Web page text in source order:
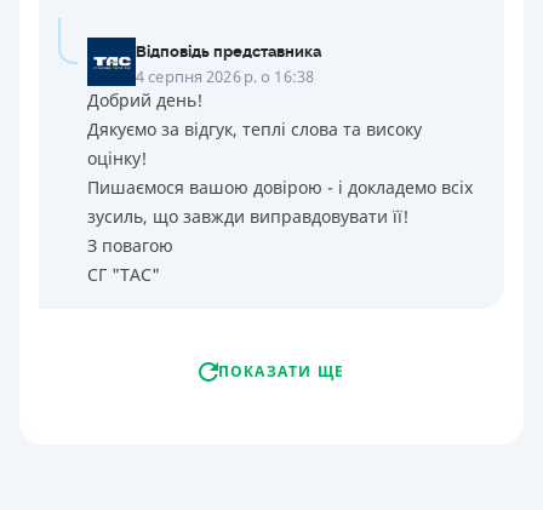
Відповідь представника
4 серпня 2026 р. о 16:38
Добрий день!
Дякуємо за відгук, теплі слова та високу
оцінку!
Пишаємося вашою довірою - і докладемо всіх
зусиль, що завжди виправдовувати її!
З повагою
СГ "ТАС"
ПОКАЗАТИ ЩЕ